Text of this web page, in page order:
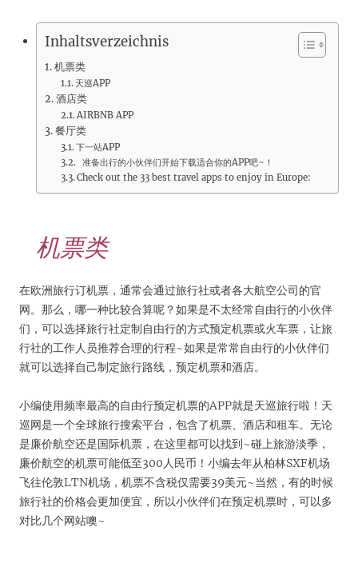
Inhaltsverzeichnis
机票类
天巡APP
酒店类
AIRBNB APP
餐厅类
下一站APP
准备出行的小伙伴们开始下载适合你的APP吧~！
Check out the 33 best travel apps to enjoy in Europe:
机票类
在欧洲旅行订机票，通常会通过旅行社或者各大航空公司的官
网。那么，哪一种比较合算呢？如果是不太经常自由行的小伙伴
们，可以选择旅行社定制自由行的方式预定机票或火车票，让旅
行社的工作人员推荐合理的行程~如果是常常自由行的小伙伴们
就可以选择自己制定旅行路线，预定机票和酒店。
小编使用频率最高的自由行预定机票的APP就是天巡旅行啦！天
巡网是一个全球旅行搜索平台，包含了机票、酒店和租车。无论
是廉价航空还是国际机票，在这里都可以找到~碰上旅游淡季，
廉价航空的机票可能低至300人民币！小编去年从柏林SXF机场
飞往伦敦LTN机场，机票不含税仅需要39美元~当然，有的时候
旅行社的价格会更加便宜，所以小伙伴们在预定机票时，可以多
对比几个网站噢~